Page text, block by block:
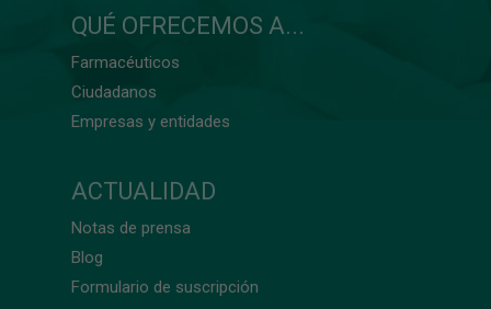
QUÉ OFRECEMOS A...
Farmacéuticos
Ciudadanos
Empresas y entidades
ACTUALIDAD
Notas de prensa
Blog
Formulario de suscripción